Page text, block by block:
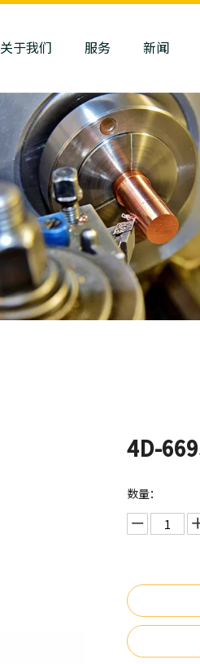
关于我们 服务 新闻
4D-
数量：